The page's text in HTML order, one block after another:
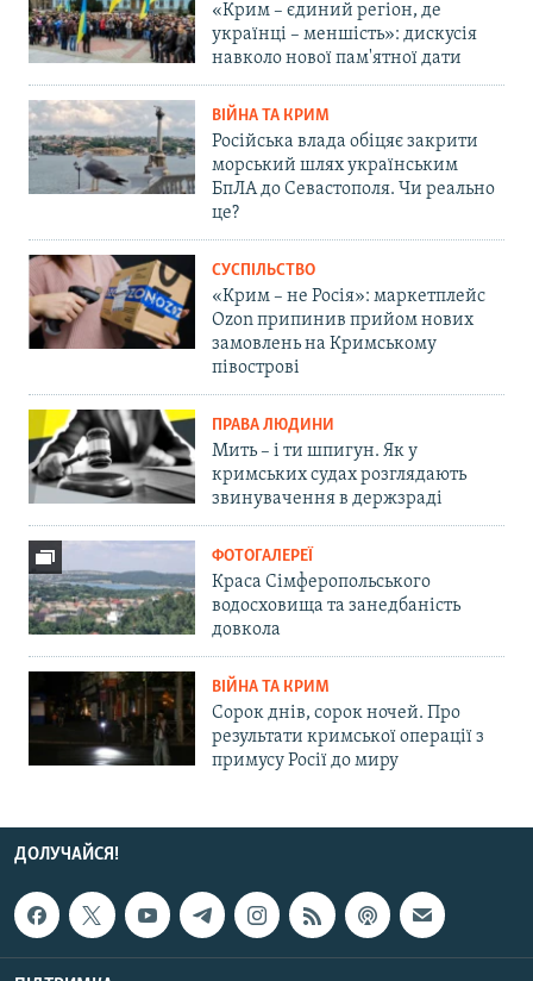
«Крим – єдиний регіон, де
українці – меншість»: дискусія
навколо нової пам'ятної дати
ВІЙНА ТА КРИМ
Російська влада обіцяє закрити
морський шлях українським
БпЛА до Севастополя. Чи реально
це?
СУСПІЛЬСТВО
«Крим – не Росія»: маркетплейс
Ozon припинив прийом нових
замовлень на Кримському
півострові
ПРАВА ЛЮДИНИ
Мить – і ти шпигун. Як у
кримських судах розглядають
звинувачення в держзраді
ФОТОГАЛЕРЕЇ
Краса Сімферопольського
водосховища та занедбаність
довкола
ВІЙНА ТА КРИМ
Сорок днів, сорок ночей. Про
результати кримської операції з
примусу Росії до миру
ДОЛУЧАЙСЯ!